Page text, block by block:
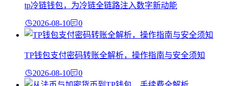
tp冷链钱包，为冷链全链路注入数字新动能
2026-08-10 0
TP钱包支付密码转账全解析，操作指南与安全须知
2026-08-10 0